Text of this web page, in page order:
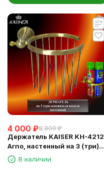
4 000 ₽8 800 ₽
Держатель KAISER KH-4212
Arno, настенный на 3 (три)
освежителя воздуха
В наличии